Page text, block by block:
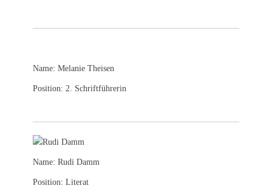
Name: Melanie Theisen
Position: 2. Schriftführerin
Name: Rudi Damm
Position: Literat